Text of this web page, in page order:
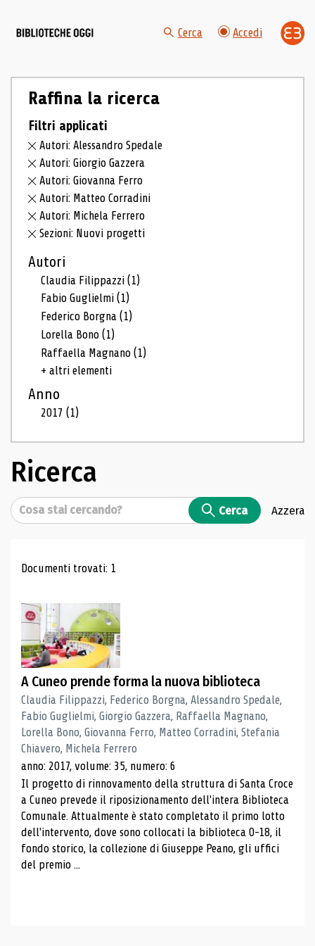
Cerca Accedi
Raffina la ricerca
Filtri applicati
Autori: Alessandro Spedale
Autori: Giorgio Gazzera
Autori: Giovanna Ferro
Autori: Matteo Corradini
Autori: Michela Ferrero
Sezioni: Nuovi progetti
Autori
Claudia Filippazzi(1)
Fabio Guglielmi(1)
Federico Borgna(1)
Lorella Bono(1)
Raffaella Magnano(1)
+ altri elementi
Anno
2017(1)
Ricerca
Cerca Cerca Azzera
Risultati di ricerca
Documenti trovati: 1
A Cuneo prende forma la nuova biblioteca
Claudia Filippazzi, Federico Borgna, Alessandro Spedale,
Fabio Guglielmi, Giorgio Gazzera, Raffaella Magnano,
Lorella Bono, Giovanna Ferro, Matteo Corradini, Stefania
Chiavero, Michela Ferrero
anno: 2017, volume: 35, numero: 6
Il progetto di rinnovamento della struttura di Santa Croce
a Cuneo prevede il riposizionamento dell'intera Biblioteca
Comunale. Attualmente è stato completato il primo lotto
dell'intervento, dove sono collocati la biblioteca 0-18, il
fondo storico, la collezione di Giuseppe Peano, gli uffici
del premio ...